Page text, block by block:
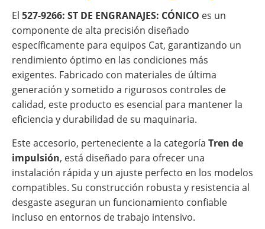
El 527-9266: ST DE ENGRANAJES: CÓNICO es un
componente de alta precisión diseñado
específicamente para equipos Cat, garantizando un
rendimiento óptimo en las condiciones más
exigentes. Fabricado con materiales de última
generación y sometido a rigurosos controles de
calidad, este producto es esencial para mantener la
eficiencia y durabilidad de su maquinaria.
Este accesorio, perteneciente a la categoría Tren de
impulsión, está diseñado para ofrecer una
instalación rápida y un ajuste perfecto en los modelos
compatibles. Su construcción robusta y resistencia al
desgaste aseguran un funcionamiento confiable
incluso en entornos de trabajo intensivo.